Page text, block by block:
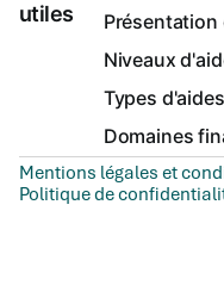
utiles
Présentation
Niveaux
Types
Domaines
Mentions légales et
Politique de